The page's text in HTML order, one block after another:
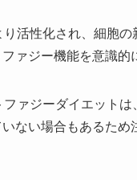
活性化され、細胞
ァジー機能を意識的
ァジーダイエット
ない場合もあるため